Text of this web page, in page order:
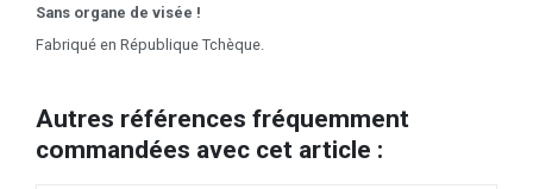
Sans organe de visée !
Fabriqué en République Tchèque.
Autres références fréquemment
commandées avec cet article :